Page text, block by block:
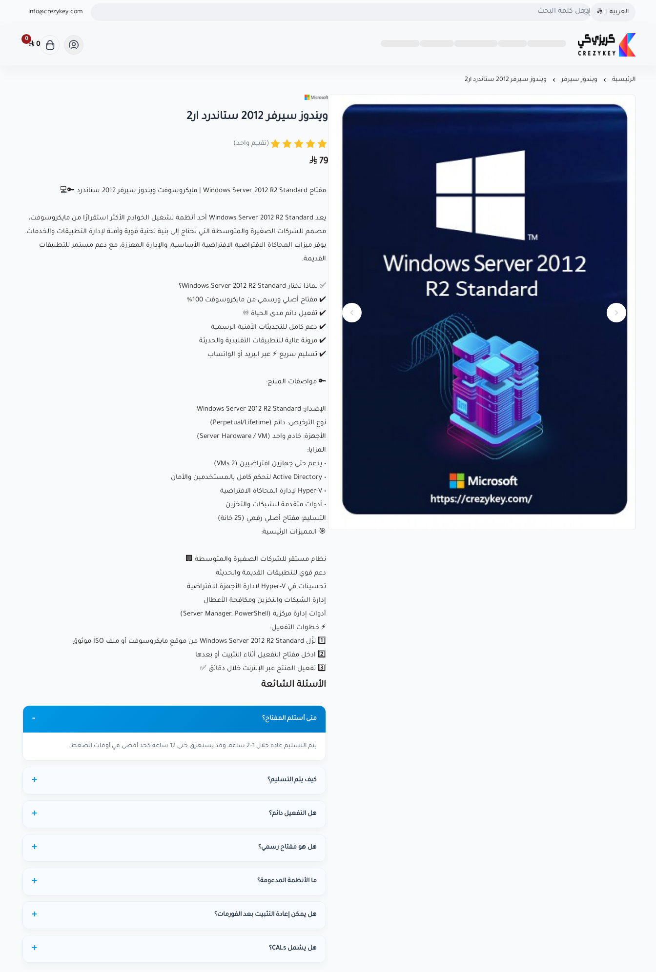
العربية info@crezykey.com
كريزى كى متجرك الموثوق لشراء كودك الرقمي
0
0
الرئيسية ويندوز سيرفر ويندوز سيرفر 2012 ستاندرد ار2
ويندوز سيرفر 2012 ستاندرد ار2
(تقييم واحد)
79
مفتاح Windows Server 2012 R2 Standard | مايكروسوفت ويندوز سيرفر 2012 ستاندرد 🔑💻
يعد Windows Server 2012 R2 Standard أحد أنظمة تشغيل الخوادم الأكثر استقرارًا من مايكروسوفت،
مصمم للشركات الصغيرة والمتوسطة التي تحتاج إلى بنية تحتية قوية وآمنة لإدارة التطبيقات والخدمات.
يوفر ميزات المحاكاة الافتراضية الافتراضية الأساسية، والإدارة المعززة، مع دعم مستمر للتطبيقات
القديمة.
✅ لماذا تختار Windows Server 2012 R2 Standard؟
✔️ مفتاح أصلي ورسمي من مايكروسوفت 100%
✔️ تفعيل دائم مدى الحياة ♾️
✔️ دعم كامل للتحديثات الأمنية الرسمية
✔️ مرونة عالية للتطبيقات التقليدية والحديثة
✔️ تسليم سريع ⚡ عبر البريد أو الواتساب
🔑 مواصفات المنتج:
الإصدار: Windows Server 2012 R2 Standard
نوع الترخيص: دائم (Perpetual/Lifetime)
الأجهزة: خادم واحد (Server Hardware / VM)
المزايا:
• يدعم حتى جهازين افتراضيين (2 VMs)
• Active Directory لتحكم كامل بالمستخدمين والأمان
• Hyper-V لإدارة المحاكاة الافتراضية
• أدوات متقدمة للشبكات والتخزين
التسليم: مفتاح أصلي رقمي (25 خانة)
🎯 المميزات الرئيسية:
نظام مستقر للشركات الصغيرة والمتوسطة 🏢
دعم قوي للتطبيقات القديمة والحديثة
تحسينات في Hyper-V لادارة الأجهزة الافتراضية
إدارة الشبكات والتخزين ومكافحة الأعطال
أدوات إدارة مركزية (Server Manager, PowerShell)
⚡️ خطوات التفعيل:
1️⃣ نزّل Windows Server 2012 R2 Standard من موقع مايكروسوفت أو ملف ISO موثوق
2️⃣ ادخل مفتاح التفعيل أثناء التثبيت أو بعدها
3️⃣ تفعيل المنتج عبر الإنترنت خلال دقائق ✅
الأسئلة الشائعة
متى أستلم المفتاح؟
يتم التسليم عادة خلال 1–2 ساعة، وقد يستغرق حتى 12 ساعة كحد أقصى في أوقات الضغط.
كيف يتم التسليم؟
هل التفعيل دائم؟
هل هو مفتاح رسمي؟
ما الأنظمة المدعومة؟
هل يمكن إعادة التثبيت بعد الفورمات؟
هل يشمل CALs؟
كريزى كى متجرك الموثوق
لشراء كودك الرقمي
البرامج بأسعار منافسة! سرعة
في التسليم، دعم فوري، .
+966560492549
info@crezykey.com